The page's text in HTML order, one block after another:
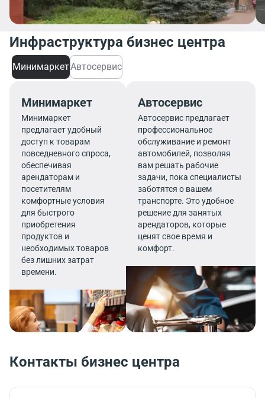
Инфраструктура бизнес центра
МинимаркетАвтосервис
Минимаркет
Минимаркет
предлагает удобный
доступ к товарам
повседневного спроса,
обеспечивая
арендаторам и
посетителям
комфортные условия
для быстрого
приобретения
продуктов и
необходимых товаров
без лишних затрат
времени.
Автосервис
Автосервис предлагает
профессиональное
обслуживание и ремонт
автомобилей, позволяя
вам решать рабочие
задачи, пока специалисты
заботятся о вашем
транспорте. Это удобное
решение для занятых
арендаторов, которые
ценят свое время и
комфорт.
Контакты бизнес центра